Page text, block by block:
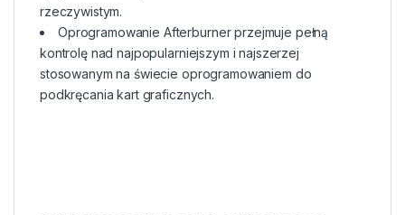
rzeczywistym.
Oprogramowanie Afterburner przejmuje pełną
kontrolę nad najpopularniejszym i najszerzej
stosowanym na świecie oprogramowaniem do
podkręcania kart graficznych.